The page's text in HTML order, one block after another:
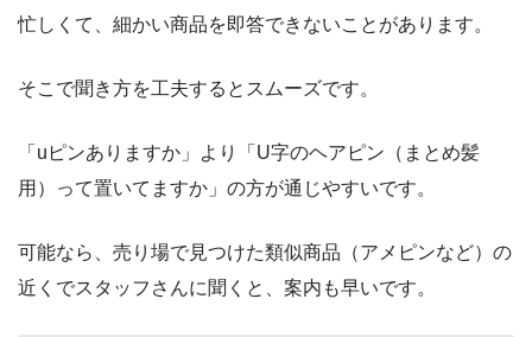
忙しくて、細かい商品を即答できないことがあります。
そこで聞き方を工夫するとスムーズです。
「uピンありますか」より「U字のヘアピン（まとめ髪
用）って置いてますか」の方が通じやすいです。
可能なら、売り場で見つけた類似商品（アメピンなど）の
近くでスタッフさんに聞くと、案内も早いです。